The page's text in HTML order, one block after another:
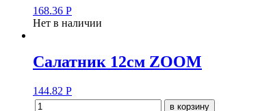
168.36 Р
Нет в наличии
Салатник 12см ZOOM
144.82 Р
в корзину